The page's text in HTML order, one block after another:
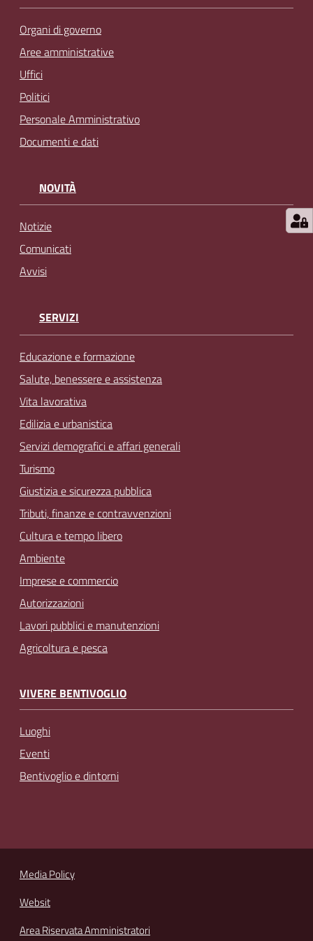
n
e
Tutti
gli
argomenti...
Seguici
Organi di governo
Aree amministrative
Uffici
Politici
Personale Amministrativo
Documenti e dati
NOVITÀ
Notizie
Comunicati
Avvisi
SERVIZI
Educazione e formazione
Salute, benessere e assistenza
Vita lavorativa
Edilizia e urbanistica
Servizi demografici e affari generali
Turismo
Giustizia e sicurezza pubblica
Tributi, finanze e contravvenzioni
Cultura e tempo libero
Ambiente
Imprese e commercio
Autorizzazioni
Lavori pubblici e manutenzioni
Agricoltura e pesca
VIVERE BENTIVOGLIO
Luoghi
Eventi
Bentivoglio e dintorni
Media Policy
Websit
Area Riservata Amministratori